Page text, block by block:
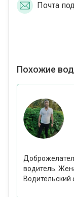
Почта
Похожие
водитель.
Водительский